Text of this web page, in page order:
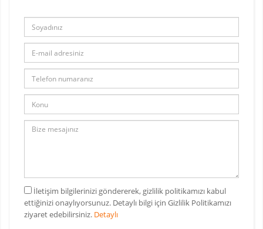
İletişim bilgilerinizi göndererek, gizlilik politikamızı kabul
ettiğinizi onaylıyorsunuz. Detaylı bilgi için Gizlilik Politikamızı
ziyaret edebilirsiniz. Detaylı